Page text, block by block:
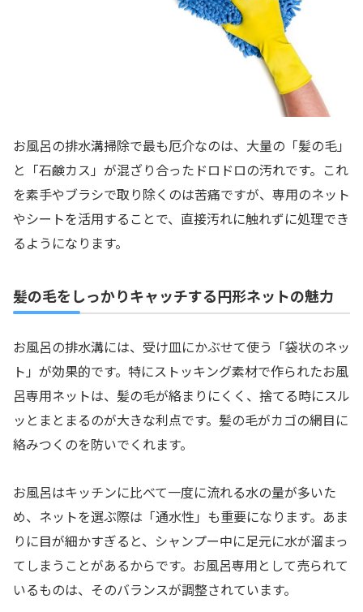
お風呂の排水溝掃除で最も厄介なのは、大量の「髪の毛」
と「石鹸カス」が混ざり合ったドロドロの汚れです。これ
を素手やブラシで取り除くのは苦痛ですが、専用のネット
やシートを活用することで、直接汚れに触れずに処理でき
るようになります。
髪の毛をしっかりキャッチする円形ネットの魅力
お風呂の排水溝には、受け皿にかぶせて使う「袋状のネッ
ト」が効果的です。特にストッキング素材で作られたお風
呂専用ネットは、髪の毛が絡まりにくく、捨てる時にスル
ッとまとまるのが大きな利点です。髪の毛がカゴの網目に
絡みつくのを防いでくれます。
お風呂はキッチンに比べて一度に流れる水の量が多いた
め、ネットを選ぶ際は「通水性」も重要になります。あま
りに目が細かすぎると、シャンプー中に足元に水が溜まっ
てしまうことがあるからです。お風呂専用として売られて
いるものは、そのバランスが調整されています。